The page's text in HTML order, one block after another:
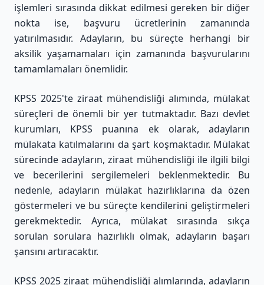
işlemleri sırasında dikkat edilmesi gereken bir diğer
nokta ise, başvuru ücretlerinin zamanında
yatırılmasıdır. Adayların, bu süreçte herhangi bir
aksilik yaşamamaları için zamanında başvurularını
tamamlamaları önemlidir.
KPSS 2025'te ziraat mühendisliği alımında, mülakat
süreçleri de önemli bir yer tutmaktadır. Bazı devlet
kurumları, KPSS puanına ek olarak, adayların
mülakata katılmalarını da şart koşmaktadır. Mülakat
sürecinde adayların, ziraat mühendisliği ile ilgili bilgi
ve becerilerini sergilemeleri beklenmektedir. Bu
nedenle, adayların mülakat hazırlıklarına da özen
göstermeleri ve bu süreçte kendilerini geliştirmeleri
gerekmektedir. Ayrıca, mülakat sırasında sıkça
sorulan sorulara hazırlıklı olmak, adayların başarı
şansını artıracaktır.
KPSS 2025 ziraat mühendisliği alımlarında, adayların